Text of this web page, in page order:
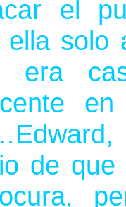
el
solo
de